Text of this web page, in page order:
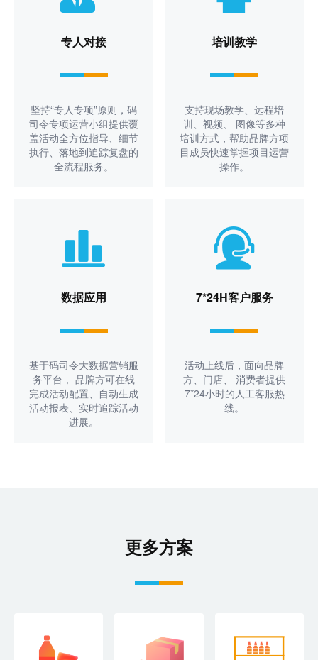
专人对接
坚持“专人专项”原则，码
司令专项运营小组提供覆
盖活动全方位指导、细节
执行、落地到追踪复盘的
全流程服务。
培训教学
支持现场教学、远程培
训、视频、 图像等多种
培训方式，帮助品牌方项
目成员快速掌握项目运营
操作。
数据应用
基于码司令大数据营销服
务平台， 品牌方可在线
完成活动配置、自动生成
活动报表、实时追踪活动
进展。
7*24H客户服务
活动上线后，面向品牌
方、门店、 消费者提供
7*24小时的人工客服热
线。
更多方案